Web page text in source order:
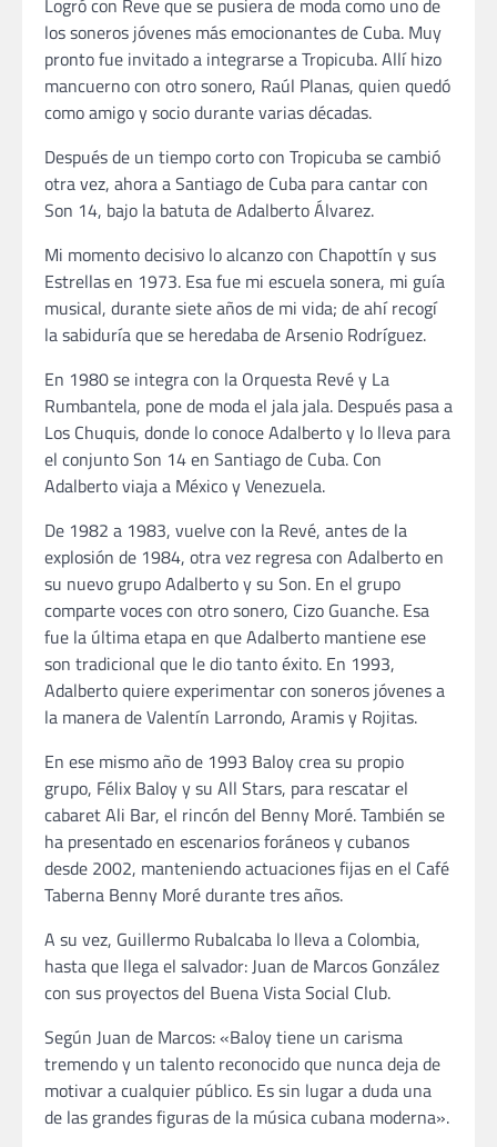
Logró con Reve que se pusiera de moda como uno de
los soneros jóvenes más emocionantes de Cuba. Muy
pronto fue invitado a integrarse a Tropicuba. Allí hizo
mancuerno con otro sonero, Raúl Planas, quien quedó
como amigo y socio durante varias décadas.
Después de un tiempo corto con Tropicuba se cambió
otra vez, ahora a Santiago de Cuba para cantar con
Son 14, bajo la batuta de Adalberto Álvarez.
Mi momento decisivo lo alcanzo con Chapottín y sus
Estrellas en 1973. Esa fue mi escuela sonera, mi guía
musical, durante siete años de mi vida; de ahí recogí
la sabiduría que se heredaba de Arsenio Rodríguez.
En 1980 se integra con la Orquesta Revé y La
Rumbantela, pone de moda el jala jala. Después pasa a
Los Chuquis, donde lo conoce Adalberto y lo lleva para
el conjunto Son 14 en Santiago de Cuba. Con
Adalberto viaja a México y Venezuela.
De 1982 a 1983, vuelve con la Revé, antes de la
explosión de 1984, otra vez regresa con Adalberto en
su nuevo grupo Adalberto y su Son. En el grupo
comparte voces con otro sonero, Cizo Guanche. Esa
fue la última etapa en que Adalberto mantiene ese
son tradicional que le dio tanto éxito. En 1993,
Adalberto quiere experimentar con soneros jóvenes a
la manera de Valentín Larrondo, Aramis y Rojitas.
En ese mismo año de 1993 Baloy crea su propio
grupo, Félix Baloy y su All Stars, para rescatar el
cabaret Ali Bar, el rincón del Benny Moré. También se
ha presentado en escenarios foráneos y cubanos
desde 2002, manteniendo actuaciones fijas en el Café
Taberna Benny Moré durante tres años.
A su vez, Guillermo Rubalcaba lo lleva a Colombia,
hasta que llega el salvador: Juan de Marcos González
con sus proyectos del Buena Vista Social Club.
Según Juan de Marcos: «Baloy tiene un carisma
tremendo y un talento reconocido que nunca deja de
motivar a cualquier público. Es sin lugar a duda una
de las grandes figuras de la música cubana moderna».